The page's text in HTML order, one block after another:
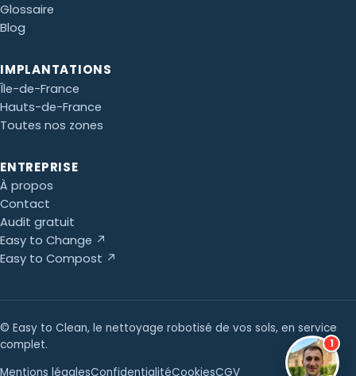
Glossaire
Blog
IMPLANTATIONS
Île-de-France
Hauts-de-France
Toutes nos zones
ENTREPRISE
À propos
Contact
Audit gratuit
Easy to Change ↗
Easy to Compost ↗
© Easy to Clean, le nettoyage robotisé de vos sols, en service
complet.
Mentions légalesConfidentialitéCookiesCGV
1